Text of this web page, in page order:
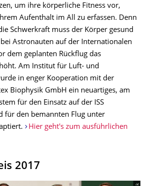
um ihre körperliche Fitness vor,
Aufenthalt im All zu erfassen. Denn
Schwerkraft muss der Körper gesund
Astronauten auf der Internationalen
dem geplanten Rückflug das
Am Institut für Luft- und
in enger Kooperation mit der
Biophysik GmbH ein neuartiges, am
für den Einsatz auf der ISS
für den bemannten Flug unter
Hier geht's zum ausführlichen
2017